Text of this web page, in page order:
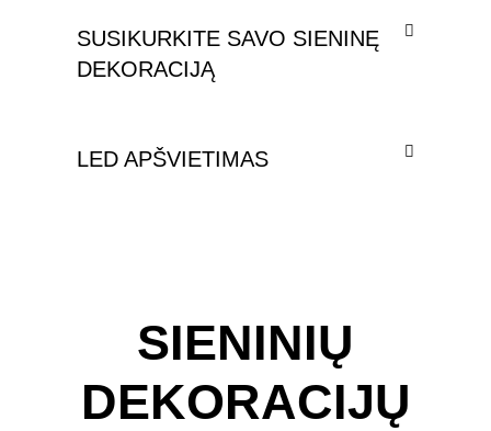
SUSIKURKITE SAVO SIENINĘ
DEKORACIJĄ
LED APŠVIETIMAS
SIENINIŲ
DEKORACIJŲ